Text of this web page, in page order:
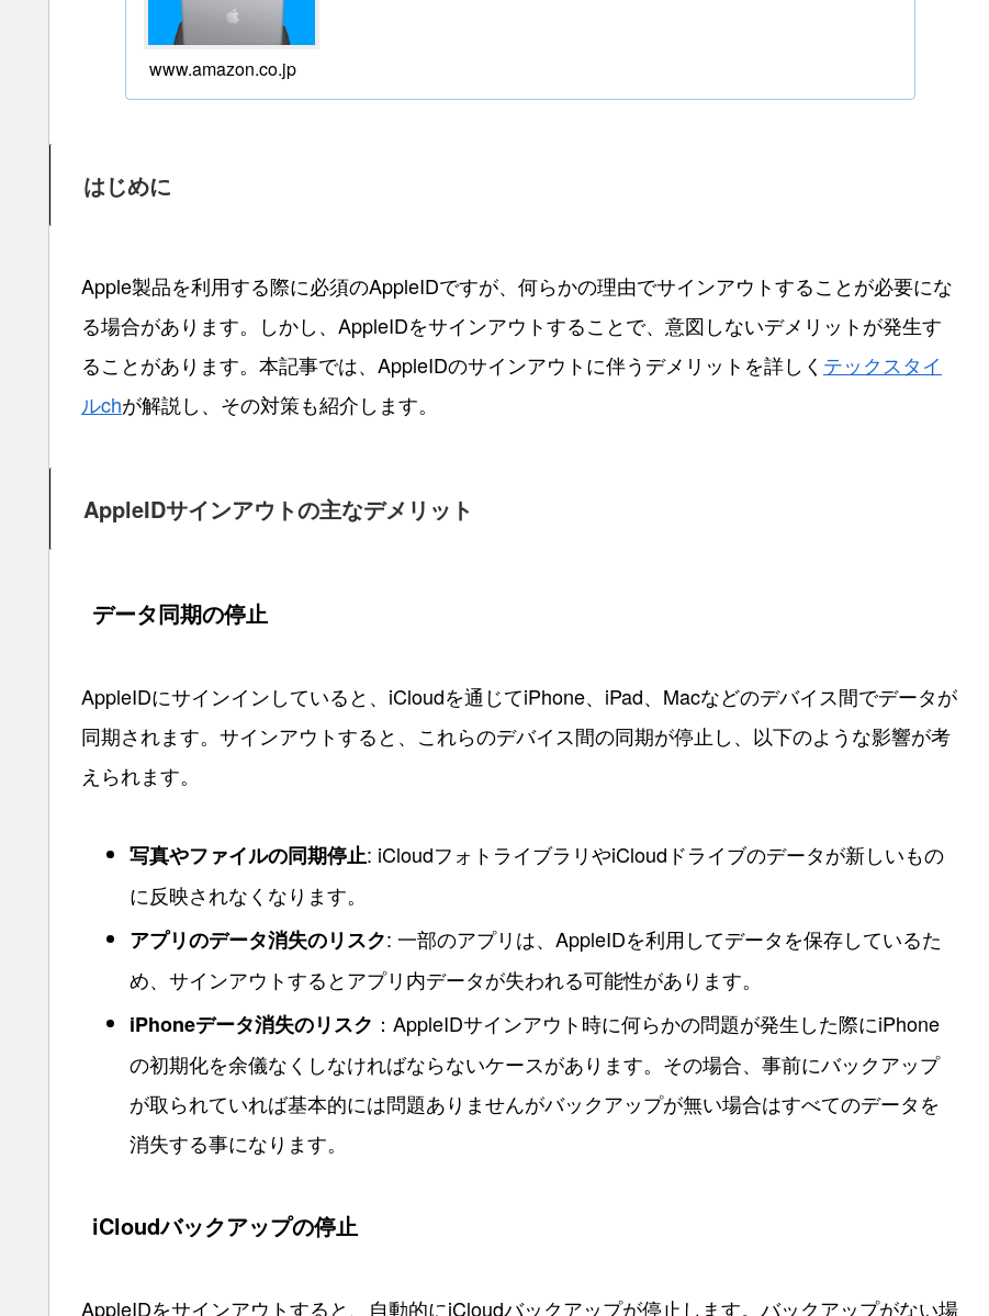
www.amazon.co.jp
はじめに
Apple製品を利用する際に必須のAppleIDですが、何らかの理由でサインアウトすることが必要にな
る場合があります。しかし、AppleIDをサインアウトすることで、意図しないデメリットが発生す
ることがあります。本記事では、AppleIDのサインアウトに伴うデメリットを詳しく テックスタイ
ルchが解説し、その対策も紹介します。
AppleIDサインアウトの主なデメリット
データ同期の停止
AppleIDにサインインしていると、iCloudを通じてiPhone、iPad、Macなどのデバイス間でデータが
同期されます。サインアウトすると、これらのデバイス間の同期が停止し、以下のような影響が考
えられます。
写真やファイルの同期停止: iCloudフォトライブラリやiCloudドライブのデータが新しいもの
に反映されなくなります。
アプリのデータ消失のリスク: 一部のアプリは、AppleIDを利用してデータを保存しているた
め、サインアウトするとアプリ内データが失われる可能性があります。
iPhoneデータ消失のリスク ：AppleIDサインアウト時に何らかの問題が発生した際にiPhone
の初期化を余儀なくしなければならないケースがあります。その場合、事前にバックアップ
が取られていれば基本的には問題ありませんがバックアップが無い場合はすべてのデータを
消失する事になります。
iCloudバックアップの停止
AppleIDをサインアウトすると、自動的にiCloudバックアップが停止します。バックアップがない場